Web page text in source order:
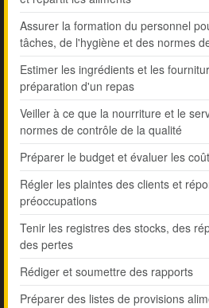
Assurer la formation du personnel
tâches, de l'hygiène et des normes
Estimer les ingrédients et les
préparation d'un repas
Veiller à ce que la nourriture et le
normes de contrôle de la qualité
Préparer le budget et évaluer les
Régler les plaintes des clients et
préoccupations
Tenir les registres des stocks, des
des pertes
Rédiger et soumettre des rapports
Préparer des listes de provisions